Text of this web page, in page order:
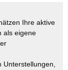
Ihre aktive
als eigene